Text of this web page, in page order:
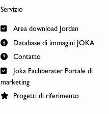
Servizio
Area download Jordan
Database di immagini JOKA
Contatto
Joka Fachberater Portale di
marketing
Progetti di riferimento